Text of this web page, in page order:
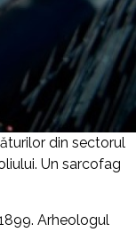
din sectorul
Un sarcofag
Arheologul